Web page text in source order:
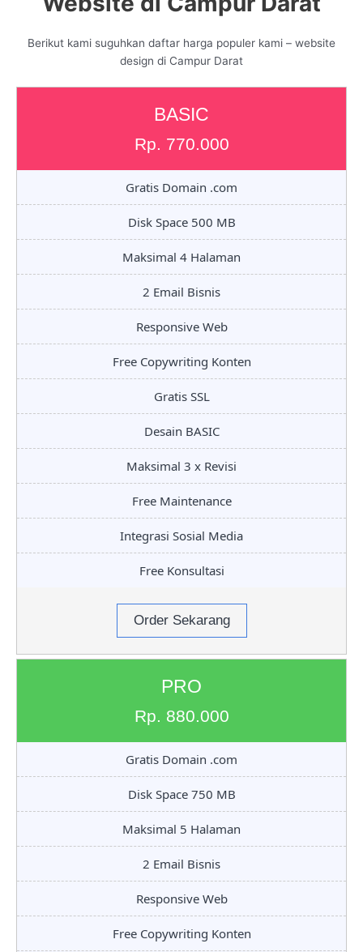
Berikut kami suguhkan daftar harga populer kami – website
design di Campur Darat
BASIC
Rp. 770.000
Gratis Domain .com
Disk Space 500 MB
Maksimal 4 Halaman
2 Email Bisnis
Responsive Web
Free Copywriting Konten
Gratis SSL
Desain BASIC
Maksimal 3 x Revisi
Free Maintenance
Integrasi Sosial Media
Free Konsultasi
Order Sekarang
PRO
Rp. 880.000
Gratis Domain .com
Disk Space 750 MB
Maksimal 5 Halaman
2 Email Bisnis
Responsive Web
Free Copywriting Konten